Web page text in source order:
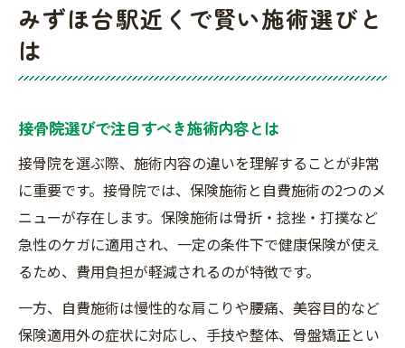
みずほ台駅近くで賢い施術選びと
は
接骨院選びで注目すべき施術内容とは
接骨院を選ぶ際、施術内容の違いを理解することが非常
に重要です。接骨院では、保険施術と自費施術の2つのメ
ニューが存在します。保険施術は骨折・捻挫・打撲など
急性のケガに適用され、一定の条件下で健康保険が使え
るため、費用負担が軽減されるのが特徴です。
一方、自費施術は慢性的な肩こりや腰痛、美容目的など
保険適用外の症状に対応し、手技や整体、骨盤矯正とい